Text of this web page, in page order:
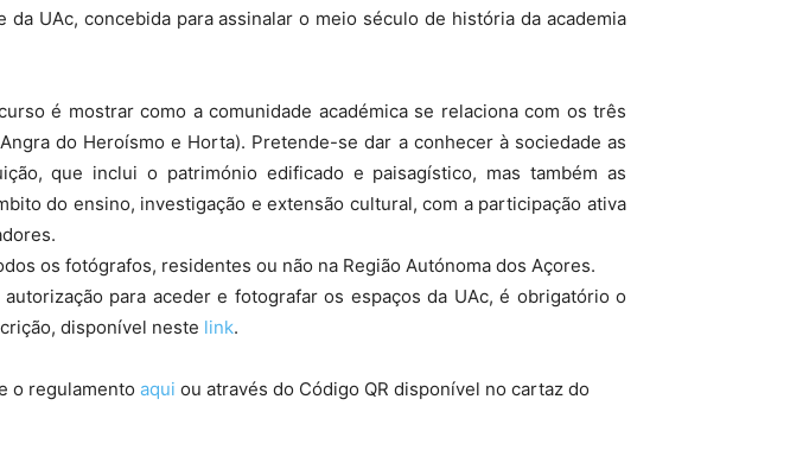
da UAc, concebida para assinalar o meio século de história da academia
é mostrar como a comunidade académica se relaciona com os três
do Heroísmo e Horta). Pretende-se dar a conhecer à sociedade as
que inclui o património edificado e paisagístico, mas também as
do ensino, investigação e extensão cultural, com a participação ativa
os fotógrafos, residentes ou não na Região Autónoma dos Açores.
para aceder e fotografar os espaços da UAc, é obrigatório o
disponível neste link.
o regulamento aqui ou através do Código QR disponível no cartaz do